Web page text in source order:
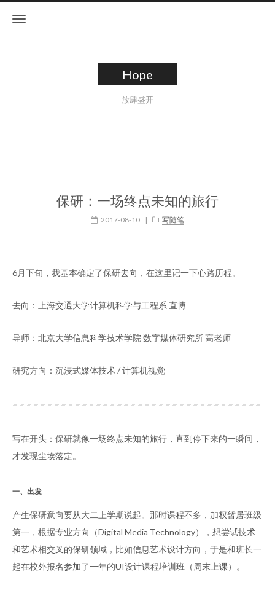
Hope
放肆盛开
保研：一场终点未知的旅行
2017-08-10 | 写随笔
6月下旬，我基本确定了保研去向，在这里记一下心路历程。
去向：上海交通大学计算机科学与工程系 直博
导师：北京大学信息科学技术学院 数字媒体研究所 高老师
研究方向：沉浸式媒体技术 / 计算机视觉
写在开头：保研就像一场终点未知的旅行，直到停下来的一瞬间，
才发现尘埃落定。
一、出发
产生保研意向要从大二上学期说起。那时课程不多，加权暂居班级
第一，根据专业方向（Digital Media Technology），想尝试技术
和艺术相交叉的保研领域，比如信息艺术设计方向，于是和班长一
起在校外报名参加了一年的UI设计课程培训班（周末上课）。